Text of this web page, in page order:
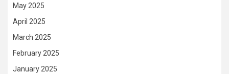
May 2025
April 2025
March 2025
February 2025
January 2025